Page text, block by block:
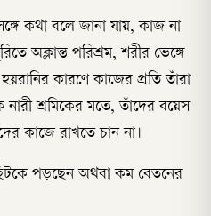
কথা বলে জানা যায়, কাজ না
অক্লান্ত পরিশ্রম, শরীর ভেঙ্গে
কারণে কাজের প্রতি তাঁরা
শ্রমিকের মতে, তাঁদের বয়েস
কাজে রাখতে চান না।
পড়ছেন অথবা কম বেতনের